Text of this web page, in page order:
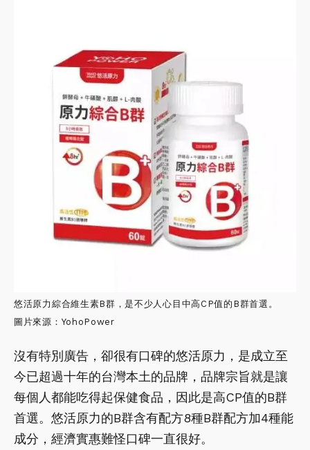
悠活原力綜合維生素B群，是不少人心目中高CP值的B群首選。
圖片來源：YohoPower
沒有特別廣告，卻很有口碑的悠活原力，是成立至
今已超過十年的台灣本土的品牌，品牌宗旨就是讓
每個人都能吃得起保健食品，因此是高CP值的B群
首選。悠活原力的B群含有配方8種B群配方加4種能
成分，經濟實惠難怪口碑一直很好。